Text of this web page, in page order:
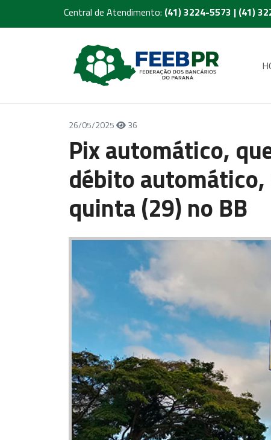
Central de Atendimento: (41) 3224-5573 | (41)
26/05/2025 36
Pix automático,
débito
quinta (29) no BB